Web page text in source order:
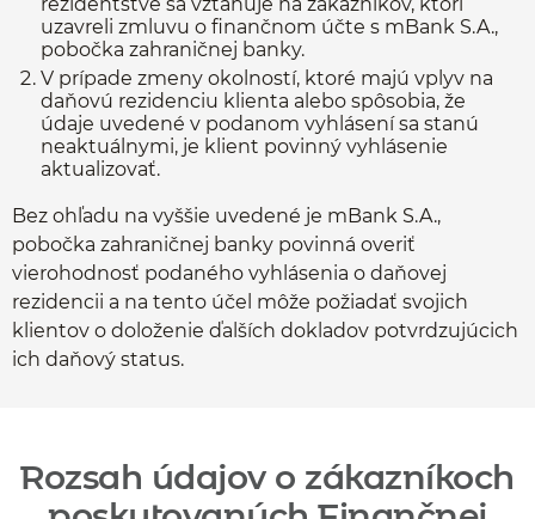
uzavreli zmluvu o finančnom účte s mBank S.A.,
pobočka zahraničnej banky.
V prípade zmeny okolností, ktoré majú vplyv na
daňovú rezidenciu klienta alebo spôsobia, že
údaje uvedené v podanom vyhlásení sa stanú
neaktuálnymi, je klient povinný vyhlásenie
aktualizovať.
Bez ohľadu na vyššie uvedené je mBank S.A.,
pobočka zahraničnej banky povinná overiť
vierohodnosť podaného vyhlásenia o daňovej
rezidencii a na tento účel môže požiadať svojich
klientov o doloženie ďalších dokladov potvrdzujúcich
ich daňový status.
Rozsah údajov o zákazníkoch